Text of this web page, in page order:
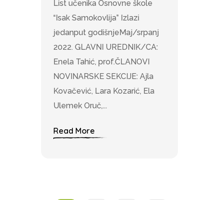
List učenika Osnovne škole
“Isak Samokovlija” Izlazi
jedanput godišnjeMaj/srpanj
2022. GLAVNI UREDNIK/CA:
Enela Tahić, prof.ČLANOVI
NOVINARSKE SEKCIJE: Ajla
Kovačević, Lara Kozarić, Ela
Ulemek Oruč,...
Read More